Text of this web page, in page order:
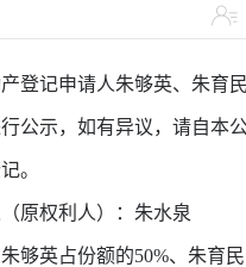
登记申请人朱够英、朱育
公示，如有异议，请自本
。
权利人）：朱水泉
英占份额的50%、朱育